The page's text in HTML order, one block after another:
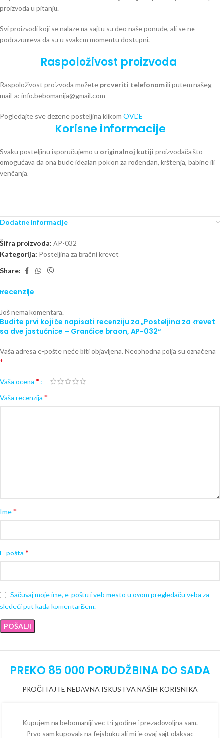
proizvoda u pitanju.
Svi proizvodi koji se nalaze na sajtu su deo naše ponude, ali se ne
podrazumeva da su u svakom momentu dostupni.
Raspoloživost proizvoda
Raspoloživost proizvoda možete proveriti telefonomili putem našeg
mail-a: info.bebomanija@gmail.com
Pogledajte sve dezene posteljina klikom OVDE
Korisne informacije
Svaku posteljinu isporučujemo u originalnoj kutiji proizvođača što
omogućava da ona bude idealan poklon za rođendan, krštenja, babine ili
venčanja.
Dodatne informacije
Šifra proizvoda: AP-032
Kategorija: Posteljina za bračni krevet
Share:
Recenzije
Još nema komentara.
Budite prvi koji će napisati recenziju za „Posteljina za krevet
sa dve jastučnice – Grančice braon, AP-032“
Vaša adresa e-pošte neće biti objavljena. Neophodna polja su označena
*
Vaša ocena *
Vaša recenzija *
Ime*
E-pošta *
Sačuvaj moje ime, e-poštu i veb mesto u ovom pregledaču veba za
sledeći put kada komentarišem.
PREKO 85 000 PORUDŽBINA DO SADA
PROČITAJTE NEDAVNA ISKUSTVA NAŠIH KORISNIKA
Kupujem na bebomaniji vec tri godine i prezadovoljna sam.
Prvo sam kupovala na fejsbuku ali mi je ovaj sajt olaksao